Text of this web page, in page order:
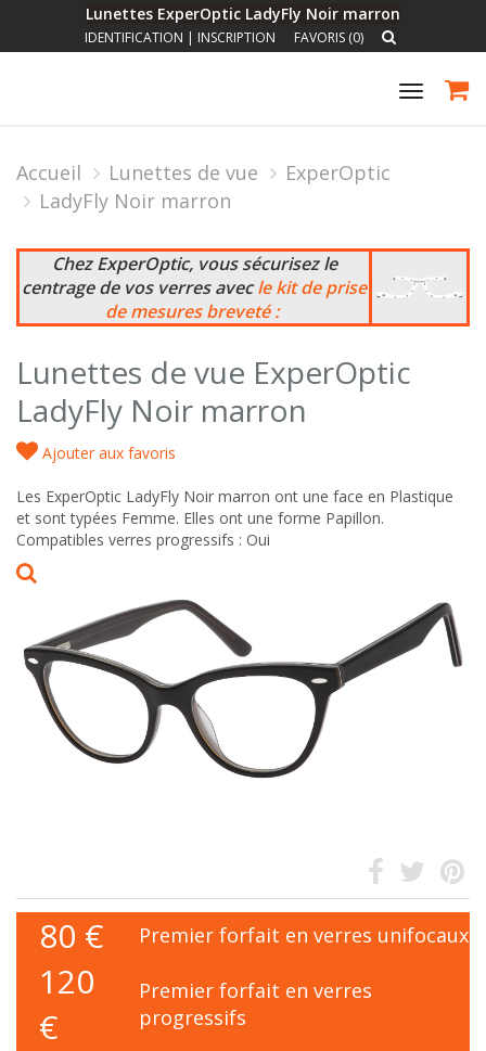
Lunettes ExperOptic LadyFly Noir marron
IDENTIFICATION | INSCRIPTION FAVORIS (0)
Toggle
Accueil Lunettes de vue
ExperOptic
LadyFly Noir marron
Chez ExperOptic, vous sécurisez le
centrage de vos verres avecle kit de prise
de mesures breveté :
Lunettes de vue ExperOptic
LadyFly Noir marron
Ajouter aux favoris
Les ExperOptic LadyFly Noir marron ont une face en Plastique
et sont typées Femme. Elles ont une forme Papillon.
Compatibles verres progressifs : Oui
80 € Premier forfait en verres unifocaux
120
€
Premier forfait en verres
progressifs